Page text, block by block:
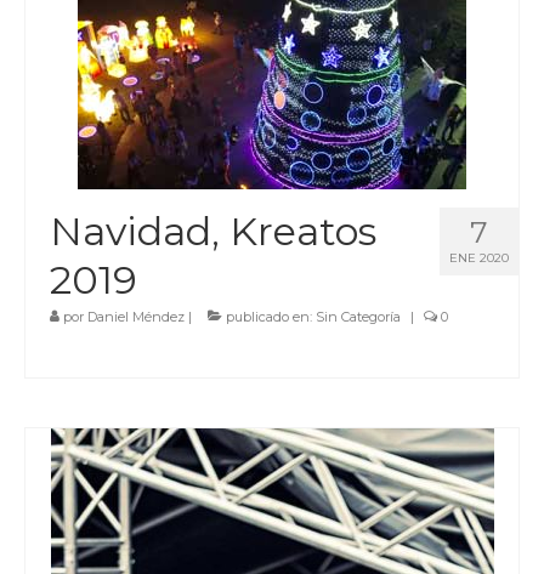
7
ENE 2020
Navidad, Kreatos
2019
por Daniel Méndez | publicado en: Sin Categoría | 0